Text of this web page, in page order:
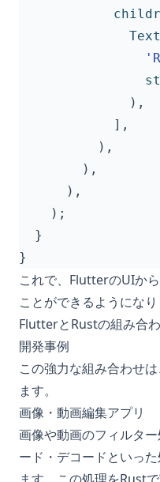
Text
),
],
),
),
),
);
}
}
これで、FlutterのUIか
ことができるようになり
FlutterとRustの組み合
開発事例
この強力な組み合わせ
ます。
画像・動画編集アプリ
画像や動画のフィルタ
ード・デコードといっ